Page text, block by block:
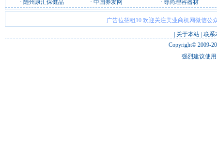
· 随州康汇保健品 · 中国养发网 · 尊尚理容器材
广告位招租10 欢迎关注美业商机网微信公
关于本站 联系
Copyright© 2009-
强烈建议使